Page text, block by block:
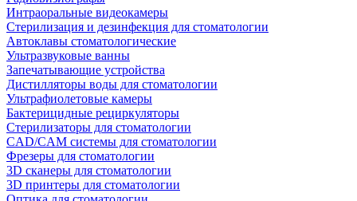
Интраоральные видеокамеры
Стерилизация и дезинфекция для стоматологии
Автоклавы стоматологические
Ультразвуковые ванны
Запечатывающие устройства
Дистилляторы воды для стоматологии
Ультрафиолетовые камеры
Бактерицидные рециркуляторы
Стерилизаторы для стоматологии
CAD/CAM системы для стоматологии
Фрезеры для стоматологии
3D cканеры для стоматологии
3D принтеры для стоматологии